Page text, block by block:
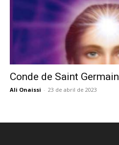
Conde de Saint Germain
Ali Onaissi - 23 de abril de 2023